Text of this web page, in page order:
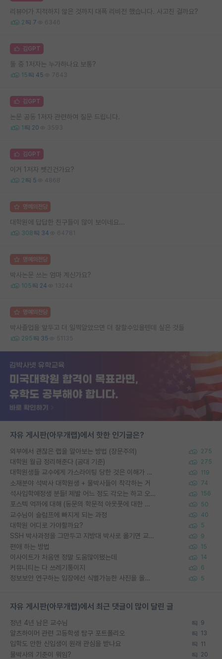
리뷰어가 지적하지 않은 것까지 대폭 리비전 했습니다. 사고친 걸까요?
2 7 6346
김GPT
둘 중 1저자는 누가하나요 보통?
15 45 7643
김GPT
논문 공동 1저자 관련하여 질문 드립니다.
1 20 3593
김GPT
이거 1저자 뺏긴건가요?
2 5 4868
명예의전당
대학원에 답답한 친구들이 많이 보이네요...
308 34 64781
명예의전당
박사논문 쓰는 엄마 계신가요?
105 24 13244
명예의전당
박사졸업을 앞두고 더 일찍알았으면 더 잘할수있을텐데 싶은 것들
295 35 51135
자유 게시판(아무개랩)에서 핫한 인기글은?
외부에서 괜찮은 랩을 알아보는 방법 (장문주의) 275
대학원 월급 정리해준다 (공대 기준) 275
대학원생들 교수에게 가스라이팅 당한 것은 이해가 갑니다. 안타깝네요. 119
소재분야 석박사 대학원생 + 물박사들이 착각하는 거 74
석사입학예정생 분들! 제발 어느 정도 각오는 하고 오세요. 156
포스텍 억까에 대해 (동문의 학문적 아웃풋에 대한 반박) 50
교수님이 슬럼프에 빠지게 되는 과정 40
대학원 어디로 가야할까요? 5
SSH 박사과정을 그만두고 지방대 박사로 옮기면 교수의 꿈은 끝일까요? 9
편애 하는 방법 15
이사이트가 처음엔 정말 도움많이됐는데 14
커뮤니티는 다 쓰레기통이지 6
정보보안 연구하는 입장에선 식별가능한 사진을 올리는건 비추이긴함 5
자유 게시판(아무개랩)에서 최근 댓글이 많이 달린 글
정년 4년 남은 교수님 9
알츠하이머 관련 고등학생 탐구 포트폴리오 13
입학도 안한 신입생이 원래 관심을 받나요 11
물박사의 기준이 뭐임? 20